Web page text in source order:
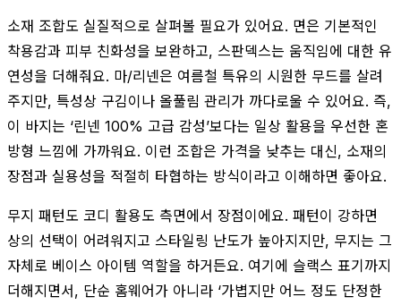
소재 조합도 실질적으로 살펴볼 필요가 있어요. 면은 기본적인
착용감과 피부 친화성을 보완하고, 스판덱스는 움직임에 대한 유
연성을 더해줘요. 마/리넨은 여름철 특유의 시원한 무드를 살려
주지만, 특성상 구김이나 올풀림 관리가 까다로울 수 있어요. 즉,
이 바지는 ‘린넨 100% 고급 감성’보다는 일상 활용을 우선한 혼
방형 느낌에 가까워요. 이런 조합은 가격을 낮추는 대신, 소재의
장점과 실용성을 적절히 타협하는 방식이라고 이해하면 좋아요.
무지 패턴도 코디 활용도 측면에서 장점이에요. 패턴이 강하면
상의 선택이 어려워지고 스타일링 난도가 높아지지만, 무지는 그
자체로 베이스 아이템 역할을 하거든요. 여기에 슬랙스 표기까지
더해지면서, 단순 홈웨어가 아니라 ‘가볍지만 어느 정도 단정한